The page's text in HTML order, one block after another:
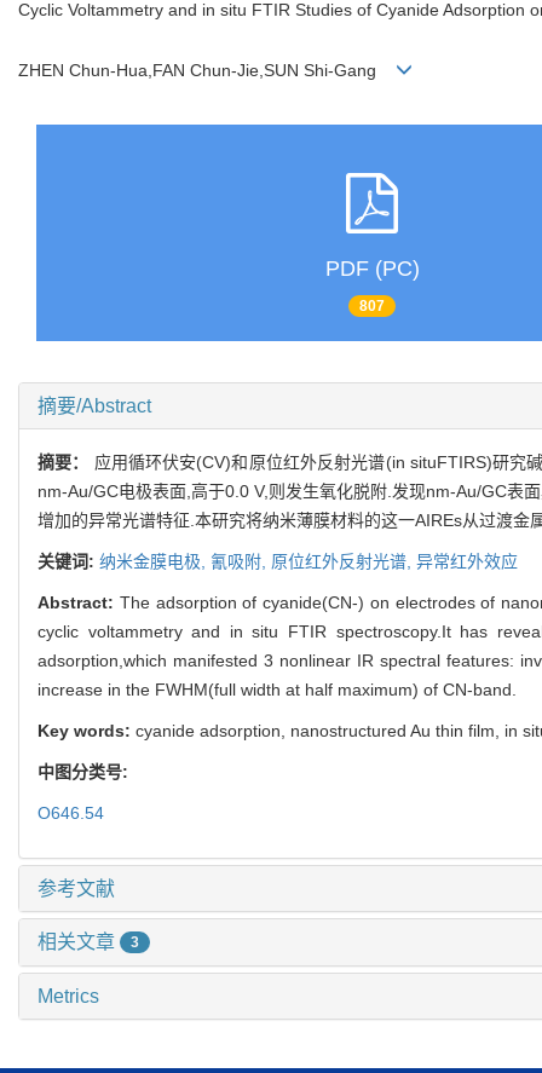
Cyclic Voltammetry and in situ FTIR Studies of Cyanide Adsorption
ZHEN Chun-Hua,FAN Chun-Jie,SUN Shi-Gang
PDF (PC)
807
摘要/Abstract
摘要： 应用循环伏安(CV)和原位红外反射光谱(in situFTIRS)研究
nm-Au/GC电极表面,高于0.0 V,则发生氧化脱附.发现nm-Au/GC表
增加的异常光谱特征.本研究将纳米薄膜材料的这一AIREs从过渡
关键词: 纳米金膜电极, 氰吸附, 原位红外反射光谱, 异常红外效应
Abstract: The adsorption of cyanide(CN-) on electrodes of
cyclic voltammetry and in situ FTIR spectroscopy.It has
adsorption,which manifested 3 nonlinear IR spectral features:
increase in the FWHM(full width at half maximum) of CN-band.
Key words: cyanide adsorption, nanostructured Au thin film, in
中图分类号:
O646.54
参考文献
相关文章 3
Metrics